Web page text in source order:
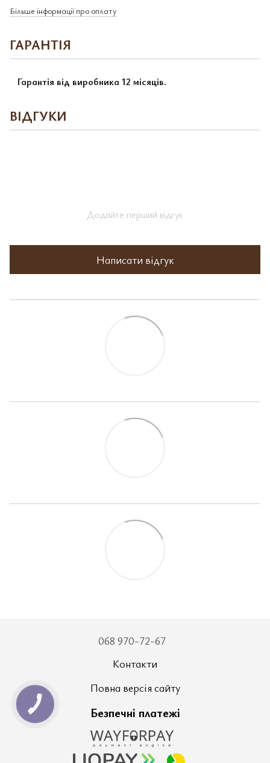
Більше інформації про оплату
ГАРАНТІЯ
Гарантія від виробника 12 місяців.
ВІДГУКИ
Додайте перший відгук
Написати відгук
068 970-72-67
Контакти
Повна версія сайту
Безпечні платежі